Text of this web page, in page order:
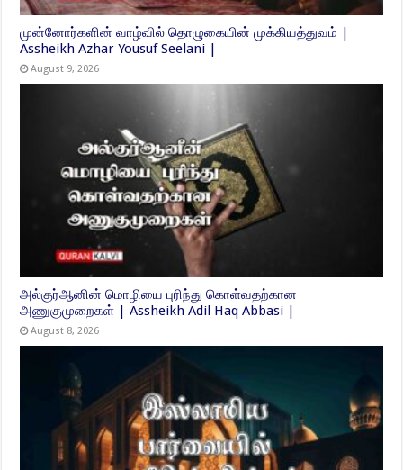
முன்னோர்களின் வாழ்வில் தொழுகையின் முக்கியத்துவம் |
Assheikh Azhar Yousuf Seelani |
August 9, 2026
அல்குர்ஆனின் மொழியை புரிந்து கொள்வதற்கான
அணுகுமுறைகள் | Assheikh Adil Haq Abbasi |
August 8, 2026